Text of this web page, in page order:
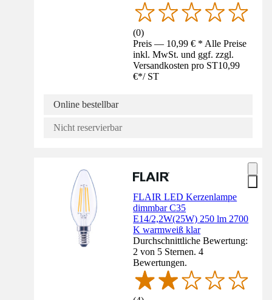
(0)
Preis — 10,99 € * Alle Preise
inkl. MwSt. und ggf. zzgl.
Versandkosten pro ST10,99
€*/ ST
Online bestellbar
Nicht reservierbar
FLAIR LED Kerzenlampe
dimmbar C35
E14/2,2W(25W) 250 lm 2700
K warmweiß klar
Durchschnittliche Bewertung:
2 von 5 Sternen. 4
Bewertungen.